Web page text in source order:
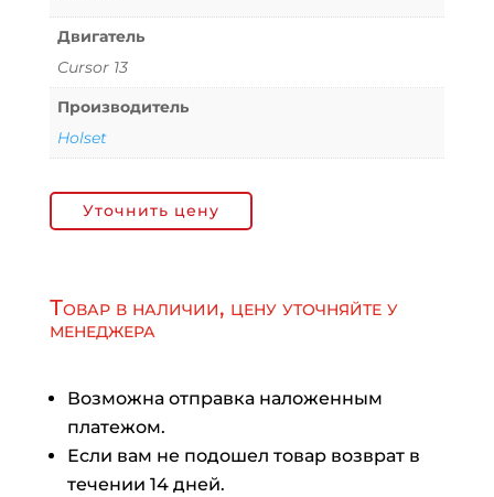
Двигатель
Cursor 13
Производитель
Holset
Уточнить цену
Товар в наличии, цену уточняйте у
менеджера
Возможна отправка наложенным
платежом.
Если вам не подошел товар возврат в
течении 14 дней.